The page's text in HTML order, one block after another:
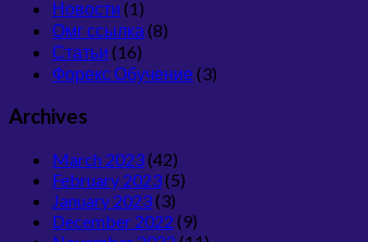
Новости (1)
Омг ссылка (8)
Статьи (16)
Форекс Обучение (3)
Archives
March 2023(42)
February 2023(5)
January 2023(3)
December 2022 (9)